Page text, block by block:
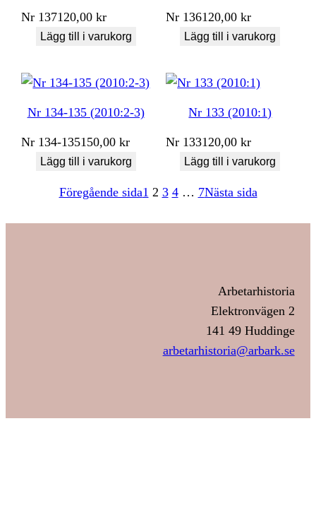
Nr 137120,00kr
Lägg till i varukorg
Nr 136120,00kr
Lägg till i varukorg
Nr 134-135 (2010:2-3)
Nr 134-135150,00kr
Lägg till i varukorg
Nr 133 (2010:1)
Nr 133120,00kr
Lägg till i varukorg
Föregående sida1 2 3 4 … 7Nästa sida
Arbetarhistoria
Elektronvägen 2
141 49 Huddinge
arbetarhistoria@arbark.se